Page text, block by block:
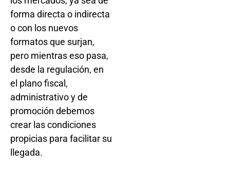
forma directa o indirecta
o con los nuevos
formatos que surjan,
pero mientras eso pasa,
desde la regulación, en
el plano fiscal,
administrativo y de
promoción debemos
crear las condiciones
propicias para facilitar su
llegada.